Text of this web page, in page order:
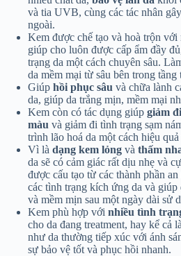
và tia UVB, cùng các tác nhân
ngoài.
Kem được chế tạo và hoà trộn với
giúp cho luôn được cấp ẩm đầy
trạng da một cách chuyên sâu.
da mềm mại từ sâu bên trong tầng
Giúp hồi phục sâu và chữa lành
da, giúp da trắng mịn, mềm mại
Kem còn có tác dụng giúp giảm đi
màu và giảm đi tình trạng sạm
trình lão hoá da một cách hiệu
Vì là dạng kem lỏng và thấm
da sẽ có cảm giác rất dịu nhẹ và
được cấu tạo từ các thành phần
các tình trạng kích ứng da và
và mềm mịn sau một ngày dài sử
Kem phù hợp với nhiều tình
cho da đang treatment, hay kể cả
như da thường tiếp xúc với ánh
sự bảo vệ tốt và phục hồi nhanh.